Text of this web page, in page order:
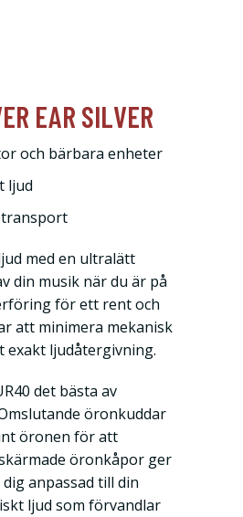
EAR SILVER
och bärbara enheter
ljud
med en ultralätt
din musik när du är på
för ett rent och
att minimera mekanisk
exakt ljudåtergivning.
det bästa av
öronkuddar
öronen för att
öronkåpor ger
anpassad till din
ljud som förvandlar